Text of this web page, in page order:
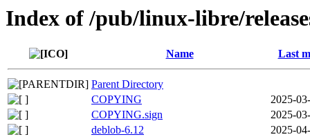
Index of /pub/linux-libre/
Name Last
Parent Directory
COPYING
2025-
COPYING.sign
2025-
deblob-6.12
2025-